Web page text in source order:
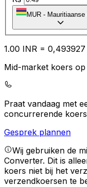
MUR - Mauritiaanse
1.00 INR = 0,493927
Mid-market koers
Praat vandaag met
concurrerende
Gesprek plannen
Wij gebruiken de
Converter. Dit is
koers niet bij het
verzendkoersen te